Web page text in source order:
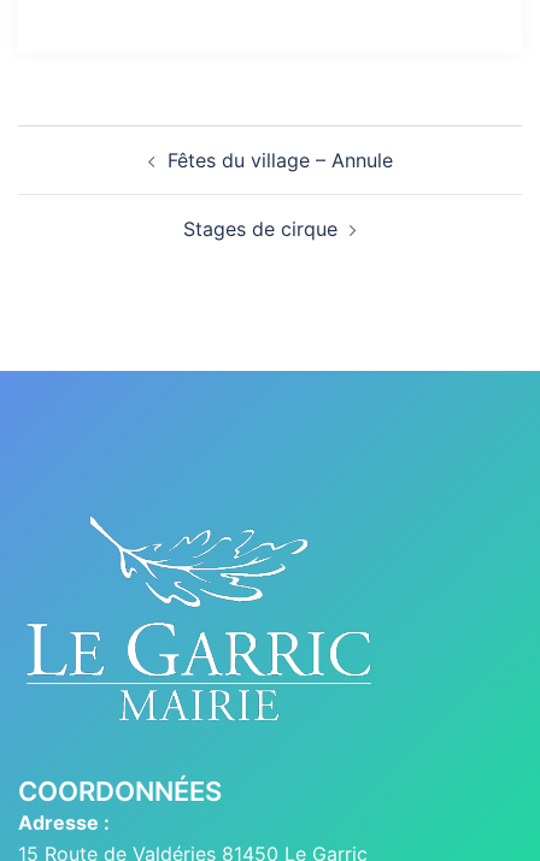
Fêtes du village – Annule
Stages de cirque
COORDONNÉES
Adresse :
15 Route de Valdéries 81450 Le Garric